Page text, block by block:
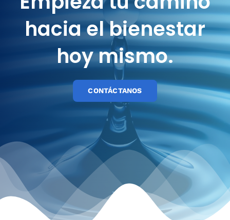
hacia el bienestar
hoy mismo.
CONTÁCTANOS